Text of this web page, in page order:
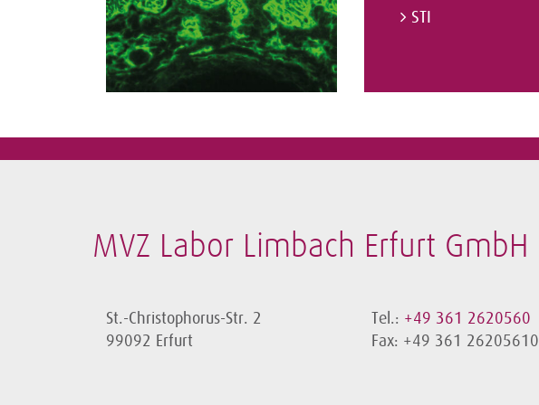
STI
MVZ Labor Limbach Erfurt GmbH
St.-Christophorus-Str. 2
99092 Erfurt
Tel.: +49 361 2620560
Fax: +49 361 26205610